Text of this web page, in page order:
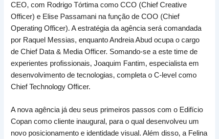
CEO, com Rodrigo Tórtima como CCO (Chief Creative
Officer) e Elise Passamani na função de COO (Chief
Operating Officer). A estratégia da agência será comandada
por Raquel Messias, enquanto Andreia Abud ocupa o cargo
de Chief Data & Media Officer. Somando-se a este time de
experientes profissionais, Joaquim Fantim, especialista em
desenvolvimento de tecnologias, completa o C-level como
Chief Technology Officer.
A nova agência já deu seus primeiros passos com o Edifício
Copan como cliente inaugural, para o qual desenvolveu um
novo posicionamento e identidade visual. Além disso, a Felina